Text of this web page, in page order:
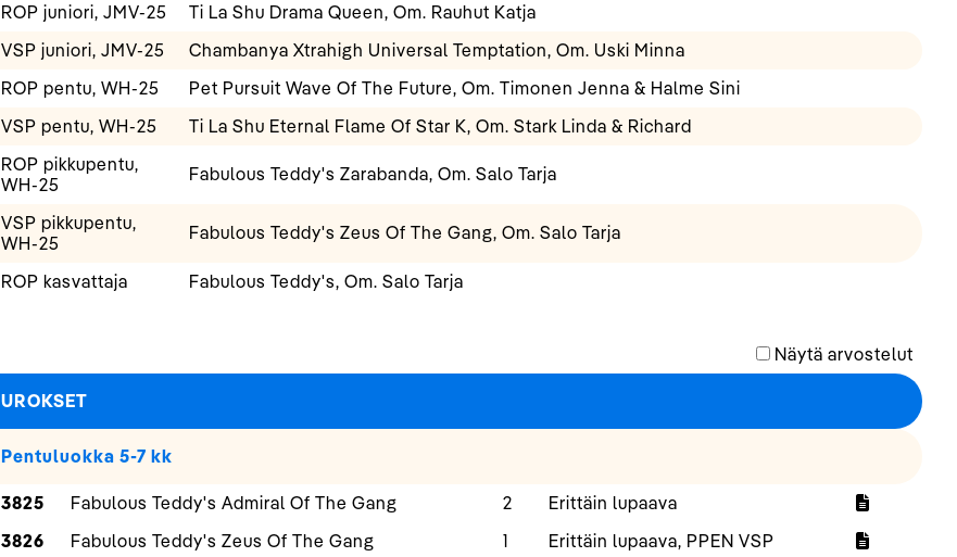
ROP juniori, JMV-25
Ti La Shu Drama Queen, Om. Rauhut Katja
VSP juniori, JMV-25
Chambanya Xtrahigh Universal Temptation, Om. Uski Minna
ROP pentu, WH-25
Pet Pursuit Wave Of The Future, Om. Timonen Jenna & Halme Sini
VSP pentu, WH-25
Ti La Shu Eternal Flame Of Star K, Om. Stark Linda & Richard
ROP pikkupentu,
WH-25
Fabulous Teddy's Zarabanda, Om. Salo Tarja
VSP pikkupentu,
WH-25
Fabulous Teddy's Zeus Of The Gang, Om. Salo Tarja
ROP kasvattaja Fabulous Teddy's, Om. Salo Tarja
Näytä arvostelut
UROKSET
Pentuluokka 5-7 kk
3825 Fabulous Teddy's Admiral Of The Gang 2
Erittäin lupaava
3826
Fabulous Teddy's Zeus Of The Gang 1 Erittäin lupaava, PPEN VSP